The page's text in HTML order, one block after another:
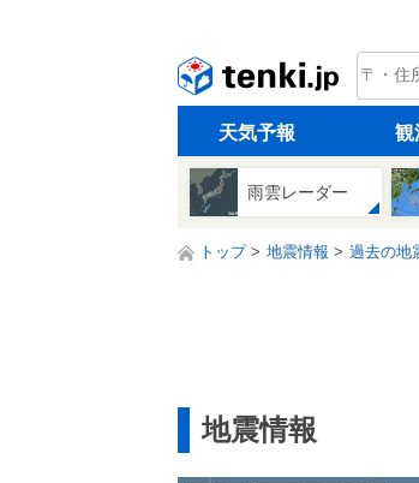
tenki.jp
天気予報 観
雨雲レーダー
トップ 地震情報 過去の地
地震情報